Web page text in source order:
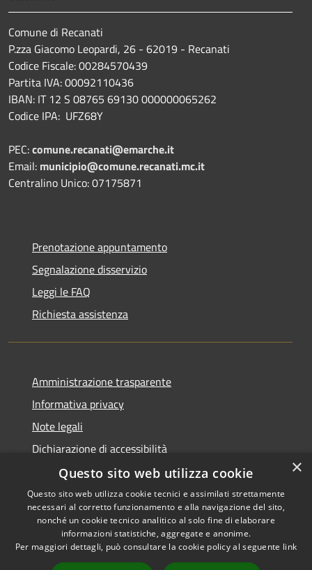
Comune di Recanati
P.zza Giacomo Leopardi, 26 - 62019 - Recanati
Codice Fiscale: 00284570439
Partita IVA: 00092110436
IBAN: IT 12 S 08765 69130 000000065262
Codice IPA: UFZ68Y
PEC:comune.recanati@emarche.it
Email: municipio@comune.recanati.mc.it
Centralino Unico: 07175871
Prenotazione appuntamento
Segnalazione disservizio
Leggi le FAQ
Richiesta assistenza
Amministrazione trasparente
Informativa privacy
Note legali
Dichiarazione di accessibilità
Accessibilità
Privacy
Copyright © 2026 • Comune di
Recanati • Powered by
Municipium•Accesso
×
Questo sito web utilizza cookie
Questo sito web utilizza cookie tecnici e assimilati strettamente
necessari al corretto funzionamento e alla navigazione del sito,
nonché un cookie tecnico analitico al solo fine di elaborare
informazioni statistiche, aggregate e anonime.
Per maggiori dettagli, può consultare la cookie policy al seguente link